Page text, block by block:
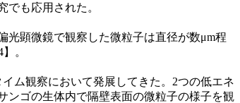
も応用された。
光顕微鏡で観察した微粒子は直径が数μm程
。
ム観察において発展してきた。2つの低エネ
ンゴの生体内で隔壁表面の微粒子の様子を観